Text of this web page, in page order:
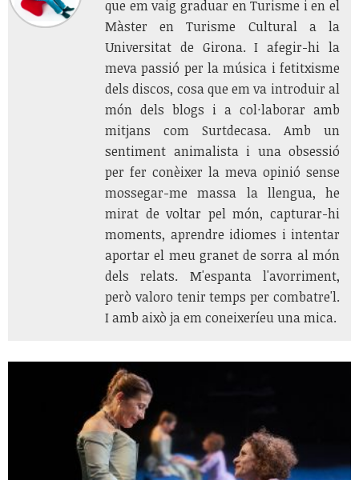
que em vaig graduar en Turisme i en el
Màster en Turisme Cultural a la
Universitat de Girona. I afegir-hi la
meva passió per la música i fetitxisme
dels discos, cosa que em va introduir al
món dels blogs i a col·laborar amb
mitjans com Surtdecasa. Amb un
sentiment animalista i una obsessió
per fer conèixer la meva opinió sense
mossegar-me massa la llengua, he
mirat de voltar pel món, capturar-hi
moments, aprendre idiomes i intentar
aportar el meu granet de sorra al món
dels relats. M'espanta l'avorriment,
però valoro tenir temps per combatre'l.
I amb això ja em coneixeríeu una mica.